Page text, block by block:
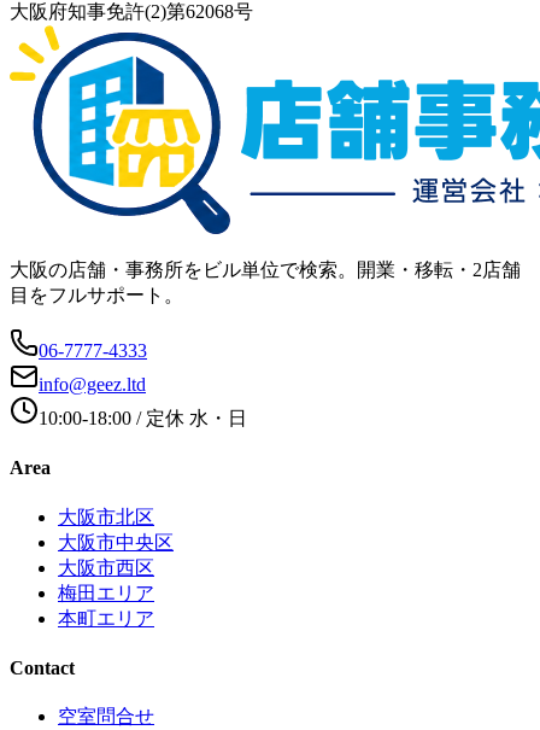
大阪府知事免許(2)第62068号
大阪の店舗・事務所をビル単位で検索。開業・移転・2店舗
目をフルサポート。
06-7777-4333
info@geez.ltd
10:00-18:00 / 定休 水・日
Area
大阪市北区
大阪市中央区
大阪市西区
梅田エリア
本町エリア
Contact
空室問合せ